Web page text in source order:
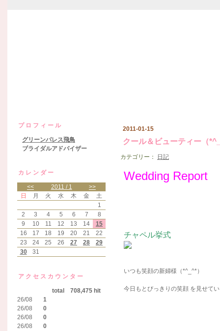
プロフィール
グリーンパレス飛鳥
ブライダルアドバイザー
カレンダー
<< 2011 / 1
>>
日
月 火 水 木 金
土
1
2
3 4 5 6 7
8
9
10 11 12 13 14
15
16
17 18 19 20 21
22
23
24 25 26 27 28
29
30
31
アクセスカウンター
total 708,475 hit
26/08
1
26/08
0
26/08
0
26/08
0
2011-01-15
クール＆ビューティー（
カテゴリー： 日記
Wedding Report
チャペル挙式
いつも笑顔の新婦様（*^_^*）
今日もとびっきりの笑顔 を見せて